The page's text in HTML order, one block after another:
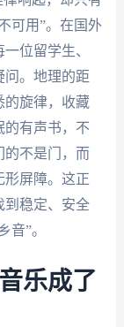
可用”。在国外
位留学生、
问。地理的距
的旋律，收藏
的有声书，不
的不是门，而
形屏障。这正
到稳定、安全
音”。
乐成了